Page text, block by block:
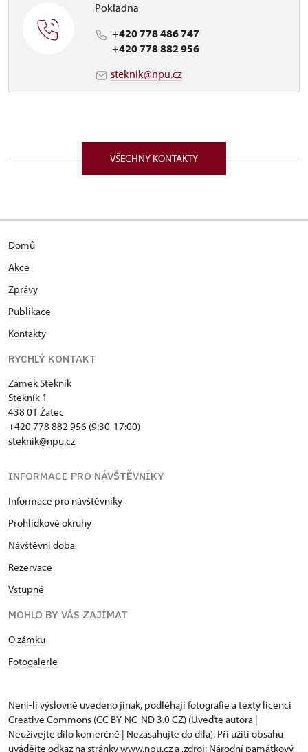
Pokladna
+420 778 486 747
+420 778 882 956
steknik@npu.cz
VŠECHNY KONTAKTY
Domů
Akce
Zprávy
Publikace
Kontakty
RYCHLÝ KONTAKT
Zámek Stekník
Stekník 1
438 01 Žatec
+420 778 882 956 (9:30-17:00)
steknik@npu.cz
INFORMACE PRO NÁVŠTĚVNÍKY
Informace pro návštěvníky
Prohlídkové okruhy
Návštěvní doba
Rezervace
Vstupné
MOHLO BY VÁS ZAJÍMAT
O zámku
Fotogalerie
Není-li výslovně uvedeno jinak, podléhají fotografie a texty licenci
Creative Commons (CC BY-NC-ND 3.0 CZ) (Uveďte autora |
Neužívejte dílo komerčně | Nezasahujte do díla). Při užití obsahu
uvádějte odkaz na stránky www.npu.cz a „zdroj: Národní památkový